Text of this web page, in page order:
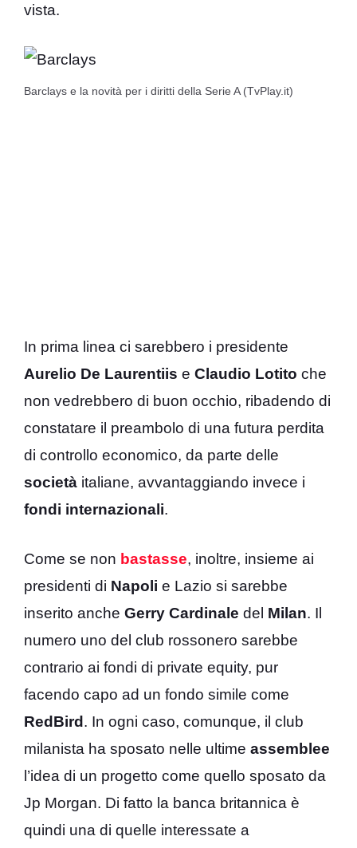
vista.
Barclays e la novità per i diritti della Serie A (TvPlay.it)
In prima linea ci sarebbero i presidente
Aurelio De Laurentiis e Claudio Lotito che
non vedrebbero di buon occhio, ribadendo di
constatare il preambolo di una futura perdita
di controllo economico, da parte delle
società italiane, avvantaggiando invece i
fondi internazionali.
Come se non bastasse, inoltre, insieme ai
presidenti di Napoli e Lazio si sarebbe
inserito anche Gerry Cardinale del Milan. Il
numero uno del club rossonero sarebbe
contrario ai fondi di private equity, pur
facendo capo ad un fondo simile come
RedBird . In ogni caso, comunque, il club
milanista ha sposato nelle ultime assemblee
l’idea di un progetto come quello sposato da
Jp Morgan. Di fatto la banca britannica è
quindi una di quelle interessate a